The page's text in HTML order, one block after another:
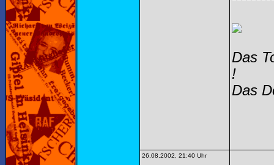
Das
!
Das
26.08.2002, 21:40 Uhr